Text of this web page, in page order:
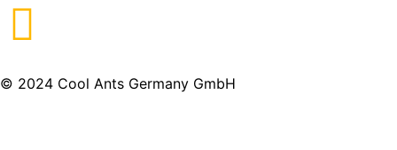
© 2024 Cool Ants Germany GmbH